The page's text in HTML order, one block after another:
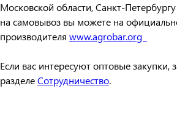
Московской области, Санкт-
на самовывоз вы можете на
производителя www.agrobar.org
Если вас интересуют оптовые
разделеСотрудничество.